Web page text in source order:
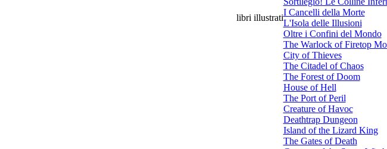
libri illustrati
I Cancelli della Morte
L'Isola delle Illusioni
Oltre i Confini del Mondo
The Warlock of Firetop
City of Thieves
The Citadel of Chaos
The Forest of Doom
House of Hell
The Port of Peril
Creature of Havoc
Deathtrap Dungeon
Island of the Lizard King
The Gates of Death